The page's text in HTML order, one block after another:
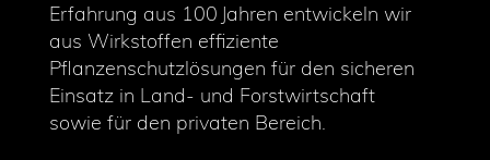
Erfahrung aus 100 Jahren entwickeln wir
aus Wirkstoffen effiziente
Pflanzenschutzlösungen für den sicheren
Einsatz in Land- und Forstwirtschaft
sowie für den privaten Bereich.